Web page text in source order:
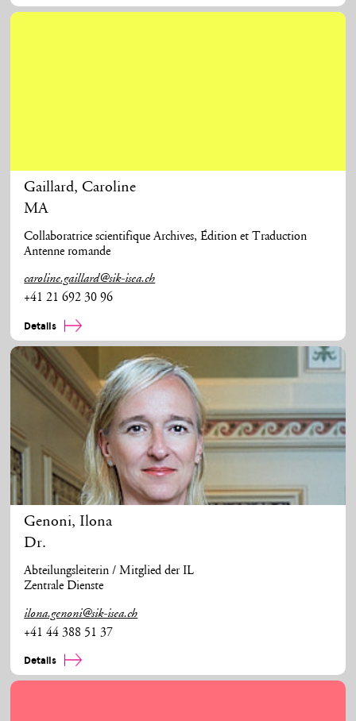
Gaillard,Caroline
MA
Collaboratrice scientifique Archives, Édition et Traduction
Antenne romande
caroline.gaillard@sik-isea.ch
+41 21 692 30 96
Details
Genoni,Ilona
Dr.
Abteilungsleiterin / Mitglied der IL
Zentrale Dienste
ilona.genoni@sik-isea.ch
+41 44 388 51 37
Details